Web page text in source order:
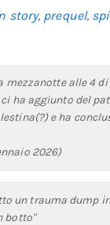
story, prequel,
mezzanotte alle 4
ha aggiunto del
e ha
2026)
un trauma dump
botto"